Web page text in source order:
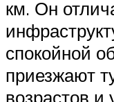
км. Он
спокойной
приезжают
возрастов и